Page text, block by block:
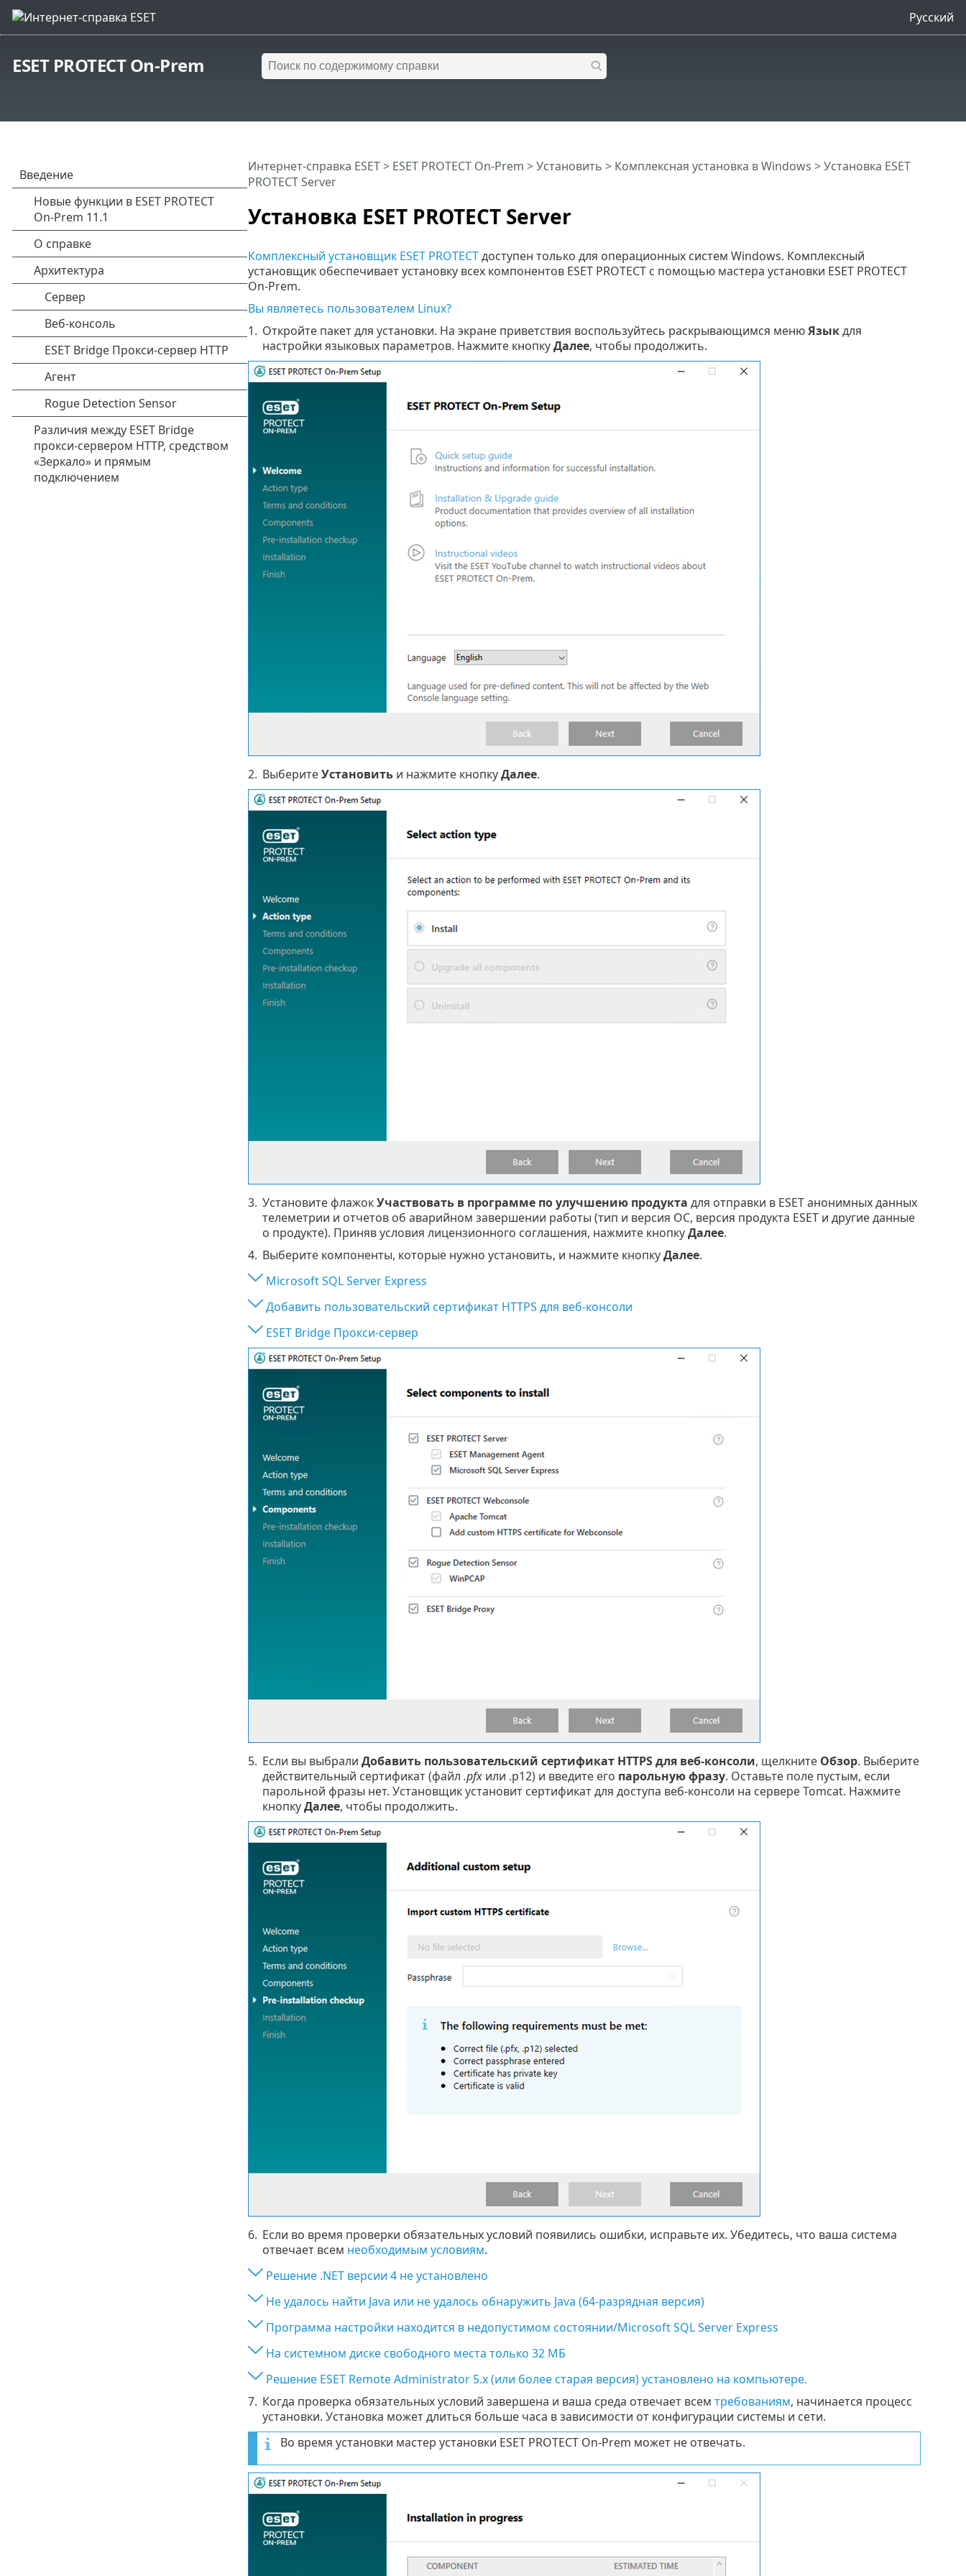
Русский
ESET PROTECT On-Prem
Установка ESET PROTECT Server
Интернет-справка ESET> ESET PROTECT On-Prem >Установить > Комплексная установка в Windows > Установка ESET
PROTECT Server
Комплексный установщик ESET PROTECTдоступен только для операционных систем Windows. Комплексный
установщик обеспечивает установку всех компонентов ESET PROTECT с помощью мастера установки ESET PROTECT
On-Prem.
Вы являетесь пользователем Linux?
1. Откройте пакет для установки. На экране приветствия воспользуйтесь раскрывающимся менюЯзыкдля
настройки языковых параметров. Нажмите кнопкуДалее, чтобы продолжить.
2. ВыберитеУстановитьи нажмите кнопкуДалее.
3. Установите флажокУчаствовать в программе по улучшению продукта для отправки в ESET анонимных данных
телеметрии и отчетов об аварийном завершении работы (тип и версия ОС, версия продукта ESET и другие данные
о продукте). Приняв условия лицензионного соглашения, нажмите кнопкуДалее.
4. Выберите компоненты, которые нужно установить, и нажмите кнопкуДалее.
Microsoft SQL Server Express
Добавить пользовательский сертификат HTTPS для веб-консоли
ESET Bridge Прокси-сервер
5. Если вы выбрали Добавить пользовательский сертификат HTTPS для веб-консоли, щелкните Обзор. Выберите
действительный сертификат (файл .pfxили .p12) и введите его парольную фразу. Оставьте поле пустым, если
парольной фразы нет. Установщик установит сертификат для доступа веб-консоли на сервере Tomcat. Нажмите
кнопкуДалее, чтобы продолжить.
6. Если во время проверки обязательных условий появились ошибки, исправьте их. Убедитесь, что ваша система
отвечает всем необходимым условиям.
Решение .NET версии 4 не установлено
Не удалось найти Java или не удалось обнаружить Java (64-разрядная версия)
Программа настройки находится в недопустимом состоянии/Microsoft SQL Server Express
На системном диске свободного места только 32 МБ
Решение ESET Remote Administrator 5.x (или более старая версия) установлено на компьютере.
7. Когда проверка обязательных условий завершена и ваша среда отвечает всем требованиям, начинается процесс
установки. Установка может длиться больше часа в зависимости от конфигурации системы и сети.
Во время установки мастер установки ESET PROTECT On-Prem может не отвечать.